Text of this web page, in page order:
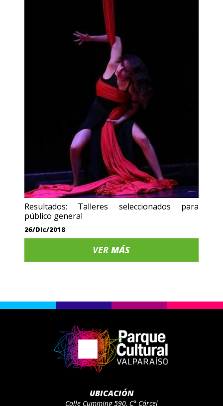
Resultados: Talleres seleccionados para
público general
26/Dic/2018
VERMÁS
UBICACIÓN
Calle Cumming 590, C° Cárcel